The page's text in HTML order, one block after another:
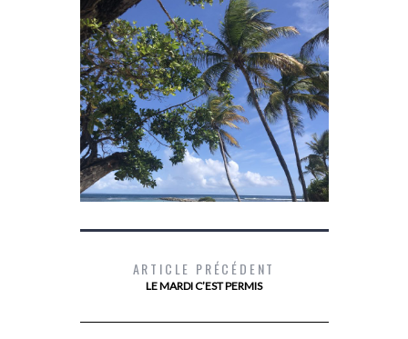
LES 10 TIPS POUR UN VOYAGE DANS
ARTICLE PRÉCÉDENT
LE MARDI C’EST PERMIS